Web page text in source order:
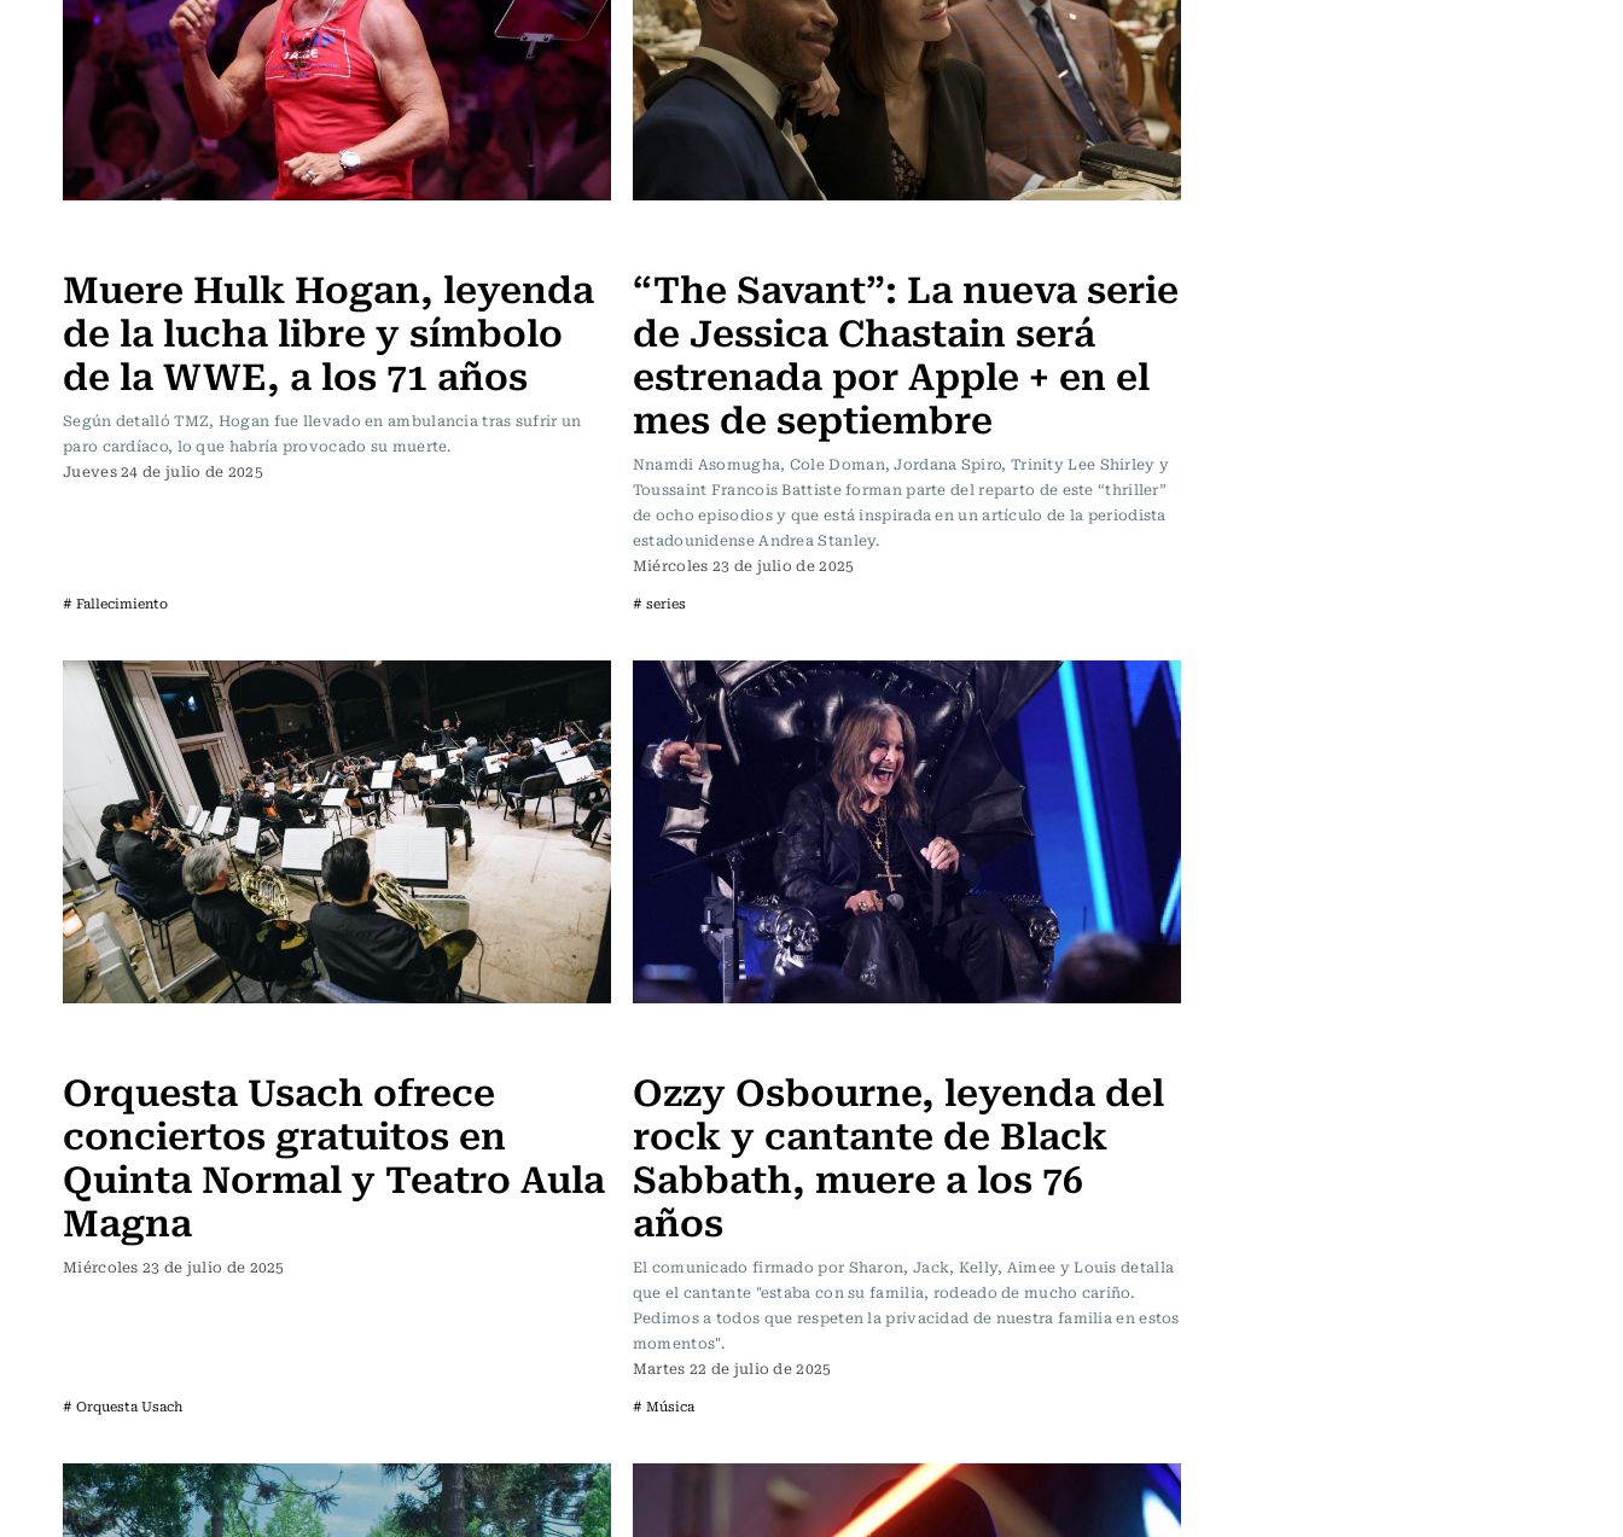
Muere Hulk Hogan, leyenda
de la lucha libre y símbolo
de la WWE, a los 71 años
Según detalló TMZ, Hogan fue llevado en ambulancia tras sufrir un
paro cardíaco, lo que habría provocado su muerte.
Jueves 24 de julio de 2025
# Fallecimiento
“The Savant”: La nueva serie
de Jessica Chastain será
estrenada por Apple + en el
mes de septiembre
Nnamdi Asomugha, Cole Doman, Jordana Spiro, Trinity Lee Shirley y
Toussaint Francois Battiste forman parte del reparto de este “thriller”
de ocho episodios y que está inspirada en un artículo de la periodista
estadounidense Andrea Stanley.
Miércoles 23 de julio de 2025
# series
Orquesta Usach ofrece
conciertos gratuitos en
Quinta Normal y Teatro Aula
Magna
Miércoles 23 de julio de 2025
# Orquesta Usach
Ozzy Osbourne, leyenda del
rock y cantante de Black
Sabbath, muere a los 76
años
El comunicado firmado por Sharon, Jack, Kelly, Aimee y Louis detalla
que el cantante "estaba con su familia, rodeado de mucho cariño.
Pedimos a todos que respeten la privacidad de nuestra familia en estos
momentos".
Martes 22 de julio de 2025
# Música